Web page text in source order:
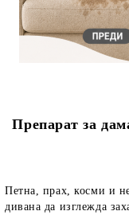
Препарат за
Петна, прах, косми и
дивана да изглежда